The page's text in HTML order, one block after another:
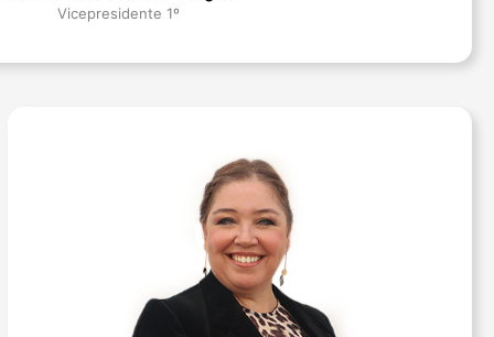
Vicepresidente 1º